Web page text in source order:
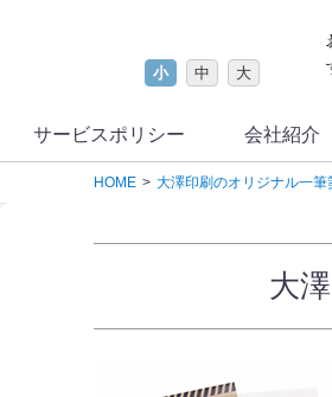
サービスポリシー 会社紹介
小 中 大
HOME 大澤印刷のオリジナル一筆
大